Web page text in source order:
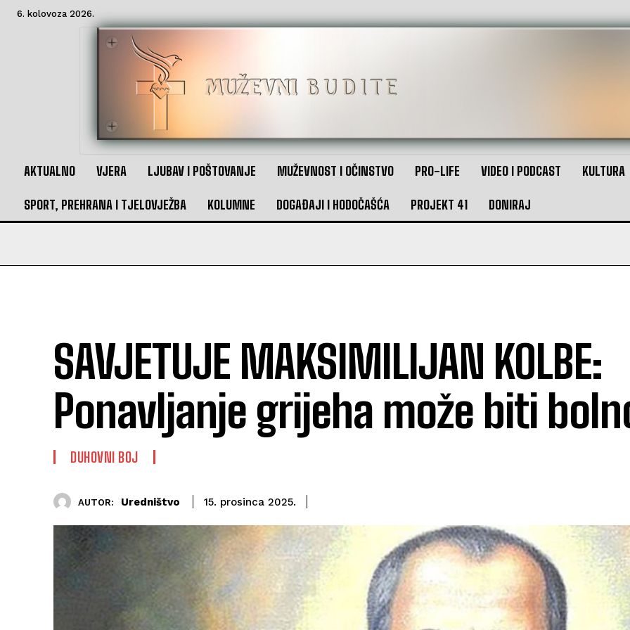
6. kolovoza 2026.
AKTUALNO VJERA LJUBAV I POŠTOVANJE MUŽEVNOST I OČINSTVO PRO-LIFE VIDEO I PODCAST KULTURA
SPORT, PREHRANA I TJELOVJEŽBA KOLUMNE DOGAĐAJI I HODOČAŠĆA PROJEKT 41 DONIRAJ
SAVJETUJE MAKSIMILIJAN KOLBE:
Ponavljanje grijeha može biti
DUHOVNI BOJ
AUTOR: Uredništvo 15. prosinca 2025.